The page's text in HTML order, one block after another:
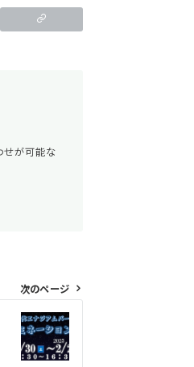
が可能な
次のページ